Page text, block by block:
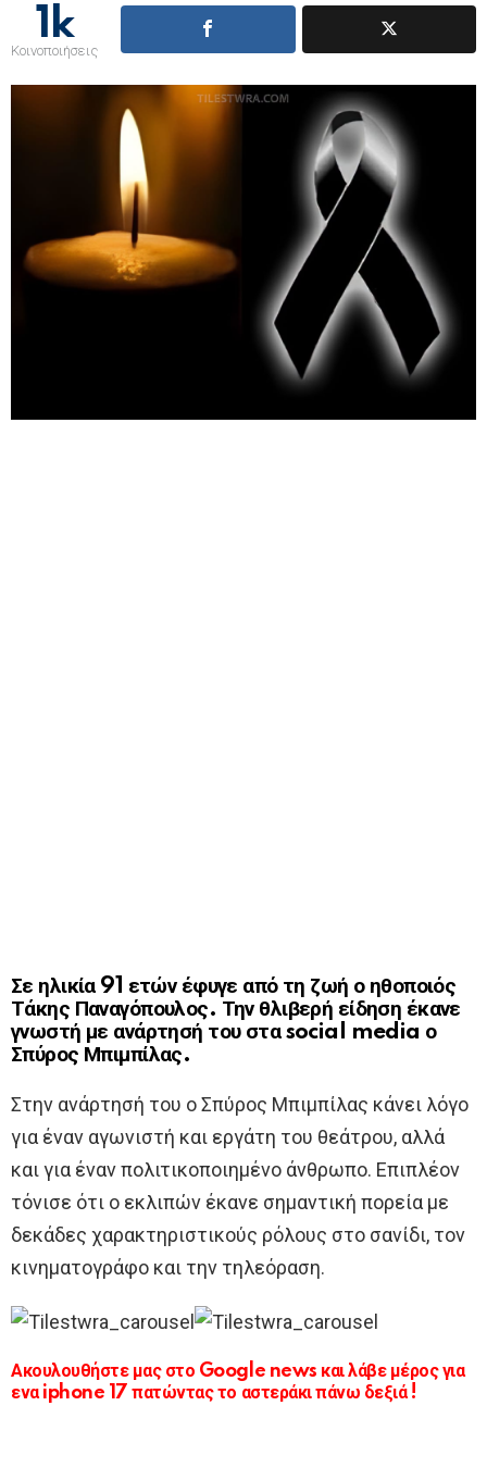
1k
Κοινοποιήσεις
Σε ηλικία 91 ετών έφυγε από τη ζωή ο ηθοποιός
Τάκης Παναγόπουλος. Την θλιβερή είδηση έκανε
γνωστή με ανάρτησή του στα social media ο
Σπύρος Μπιμπίλας.
Στην ανάρτησή του ο Σπύρος Μπιμπίλας κάνει λόγο
για έναν αγωνιστή και εργάτη του θεάτρου, αλλά
και για έναν πολιτικοποιημένο άνθρωπο. Επιπλέον
τόνισε ότι ο εκλιπών έκανε σημαντική πορεία με
δεκάδες χαρακτηριστικούς ρόλους στο σανίδι, τον
κινηματογράφο και την τηλεόραση.
Ακουλουθήστε μας στο Google news και λάβε μέρος για
ενα iphone 17 πατώντας το αστεράκι πάνω δεξιά !